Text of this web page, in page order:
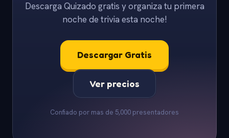
Descarga Quizado gratis y organiza tu primera
noche de trivia esta noche!
Descargar Gratis
Ver precios
Confiado por mas de 5,000 presentadores